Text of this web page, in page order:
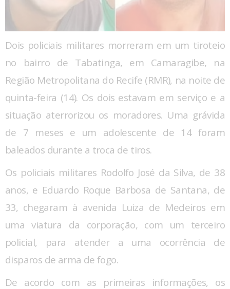
Dois policiais militares morreram em um tiroteio
no bairro de Tabatinga, em Camaragibe, na
Região Metropolitana do Recife (RMR), na noite de
quinta-feira (14). Os dois estavam em serviço e a
situação aterrorizou os moradores. Uma grávida
de 7 meses e um adolescente de 14 foram
baleados durante a troca de tiros.
Os policiais militares Rodolfo José da Silva, de 38
anos, e Eduardo Roque Barbosa de Santana, de
33, chegaram à avenida Luiza de Medeiros em
uma viatura da corporação, com um terceiro
policial, para atender a uma ocorrência de
disparos de arma de fogo.
De acordo com as primeiras informações, os